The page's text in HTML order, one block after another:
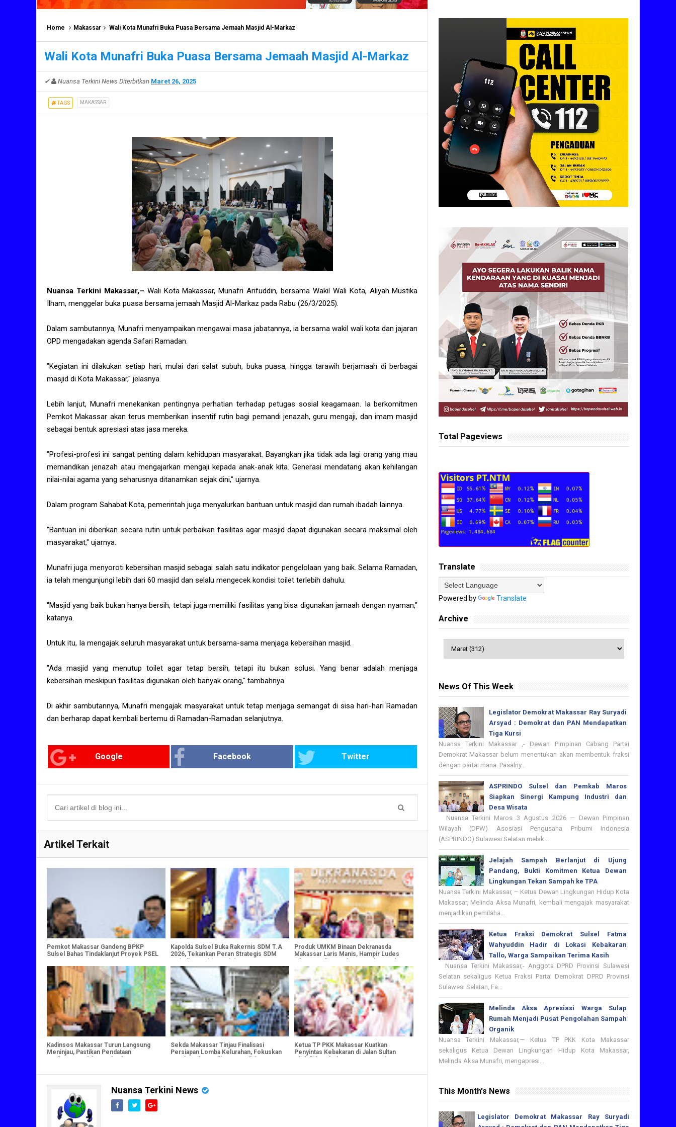
Home Makassar Wali Kota Munafri Buka Puasa Bersama Jemaah Masjid Al-Markaz
Wali Kota Munafri Buka Puasa Bersama Jemaah Masjid Al-Markaz
✔ Nuansa Terkini News Diterbitkan Maret 26, 2025
TAGS MAKASSAR
Nuansa Terkini Makassar,– Wali Kota Makassar, Munafri Arifuddin, bersama Wakil Wali Kota, Aliyah Mustika
Ilham, menggelar buka puasa bersama jemaah Masjid Al-Markaz pada Rabu (26/3/2025).
Dalam sambutannya, Munafri menyampaikan mengawai masa jabatannya, ia bersama wakil wali kota dan jajaran
OPD mengadakan agenda Safari Ramadan.
"Kegiatan ini dilakukan setiap hari, mulai dari salat subuh, buka puasa, hingga tarawih berjamaah di berbagai
masjid di Kota Makassar," jelasnya.
Lebih lanjut, Munafri menekankan pentingnya perhatian terhadap petugas sosial keagamaan. Ia berkomitmen
Pemkot Makassar akan terus memberikan insentif rutin bagi pemandi jenazah, guru mengaji, dan imam masjid
sebagai bentuk apresiasi atas jasa mereka.
"Profesi-profesi ini sangat penting dalam kehidupan masyarakat. Bayangkan jika tidak ada lagi orang yang mau
memandikan jenazah atau mengajarkan mengaji kepada anak-anak kita. Generasi mendatang akan kehilangan
nilai-nilai agama yang seharusnya ditanamkan sejak dini," ujarnya.
Dalam program Sahabat Kota, pemerintah juga menyalurkan bantuan untuk masjid dan rumah ibadah lainnya.
"Bantuan ini diberikan secara rutin untuk perbaikan fasilitas agar masjid dapat digunakan secara maksimal oleh
masyarakat," ujarnya.
Munafri juga menyoroti kebersihan masjid sebagai salah satu indikator pengelolaan yang baik. Selama Ramadan,
ia telah mengunjungi lebih dari 60 masjid dan selalu mengecek kondisi toilet terlebih dahulu.
"Masjid yang baik bukan hanya bersih, tetapi juga memiliki fasilitas yang bisa digunakan jamaah dengan nyaman,"
katanya.
Untuk itu, Ia mengajak seluruh masyarakat untuk bersama-sama menjaga kebersihan masjid.
"Ada masjid yang menutup toilet agar tetap bersih, tetapi itu bukan solusi. Yang benar adalah menjaga
kebersihan meskipun fasilitas digunakan oleh banyak orang," tambahnya.
Di akhir sambutannya, Munafri mengajak masyarakat untuk tetap menjaga semangat di sisa hari-hari Ramadan
dan berharap dapat kembali bertemu di Ramadan-Ramadan selanjutnya.
Google Facebook Twitter
Artikel Terkait
Pemkot Makassar Gandeng BPKP
Sulsel Bahas Tindaklanjut Proyek PSEL
Kapolda Sulsel Buka Rakernis SDM T.A
2026, Tekankan Peran Strategis SDM
Produk UMKM Binaan Dekranasda
Makassar Laris Manis, Hampir Ludes
46
Kadinsos Makassar Turun Langsung
Meninjau, Pastikan Pendataan
Sekda Makassar Tinjau Finalisasi
Persiapan Lomba Kelurahan, Fokuskan
Ketua TP PKK Makassar Kuatkan
Penyintas Kebakaran di Jalan Sultan
Nuansa Terkini News
Total Pageviews
Translate
Powered by Translate
Archive
News Of This Week
Legislator Demokrat Makassar Ray Suryadi
Arsyad : Demokrat dan PAN Mendapatkan
Tiga Kursi
Nuansa Terkini Makassar ,- Dewan Pimpinan Cabang Partai
Demokrat Makassar belum menentukan akan membentuk fraksi
dengan partai mana. Pasalny...
ASPRINDO Sulsel dan Pemkab Maros
Siapkan Sinergi Kampung Industri dan
Desa Wisata
Nuansa Terkini Maros 3 Agustus 2026 — Dewan Pimpinan
Wilayah (DPW) Asosiasi Pengusaha Pribumi Indonesia
(ASPRINDO) Sulawesi Selatan melak...
Jelajah Sampah Berlanjut di Ujung
Pandang, Bukti Komitmen Ketua Dewan
Lingkungan Tekan Sampah ke TPA
Nuansa Terkini Makassar, – Ketua Dewan Lingkungan Hidup Kota
Makassar, Melinda Aksa Munafri, kembali mengajak masyarakat
menjadikan pemilaha...
Ketua Fraksi Demokrat Sulsel Fatma
Wahyuddin Hadir di Lokasi Kebakaran
Tallo, Warga Sampaikan Terima Kasih
Nuansa Terkini Makassar,- Anggota DPRD Provinsi Sulawesi
Selatan sekaligus Ketua Fraksi Partai Demokrat DPRD Provinsi
Sulawesi Selatan, Fa...
Melinda Aksa Apresiasi Warga Sulap
Rumah Menjadi Pusat Pengolahan Sampah
Organik
Nuansa Terkini Makassar,— Ketua TP PKK Kota Makassar
sekaligus Ketua Dewan Lingkungan Hidup Kota Makassar,
Melinda Aksa Munafri, mengapresi...
This Month's News
Legislator Demokrat Makassar Ray Suryadi